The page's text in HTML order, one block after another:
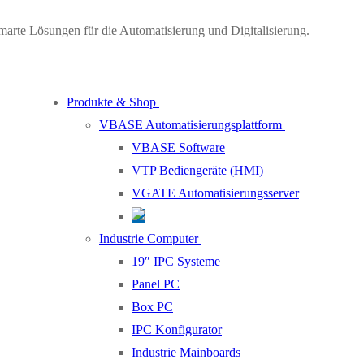
Lösungen für die Automatisierung und Digitalisierung.
Produkte & Shop
VBASE Automatisierungsplattform
VBASE Software
VTP Bediengeräte (HMI)
VGATE Automatisierungsserver
Industrie Computer
19″ IPC Systeme
Panel PC
Box PC
IPC Konfigurator
Industrie Mainboards